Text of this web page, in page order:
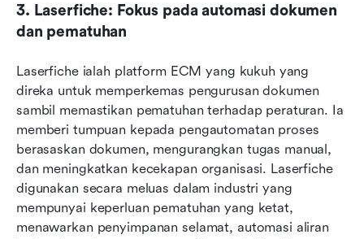
3. Laserfiche: Fokus pada automasi dokumen
dan pematuhan
Laserfiche ialah platform ECM yang kukuh yang
direka untuk memperkemas pengurusan dokumen
sambil memastikan pematuhan terhadap peraturan. Ia
memberi tumpuan kepada pengautomatan proses
berasaskan dokumen, mengurangkan tugas manual,
dan meningkatkan kecekapan organisasi. Laserfiche
digunakan secara meluas dalam industri yang
mempunyai keperluan pematuhan yang ketat,
menawarkan penyimpanan selamat, automasi aliran